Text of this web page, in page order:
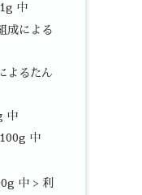
中
成による
よるたん
中
中
中 > 利